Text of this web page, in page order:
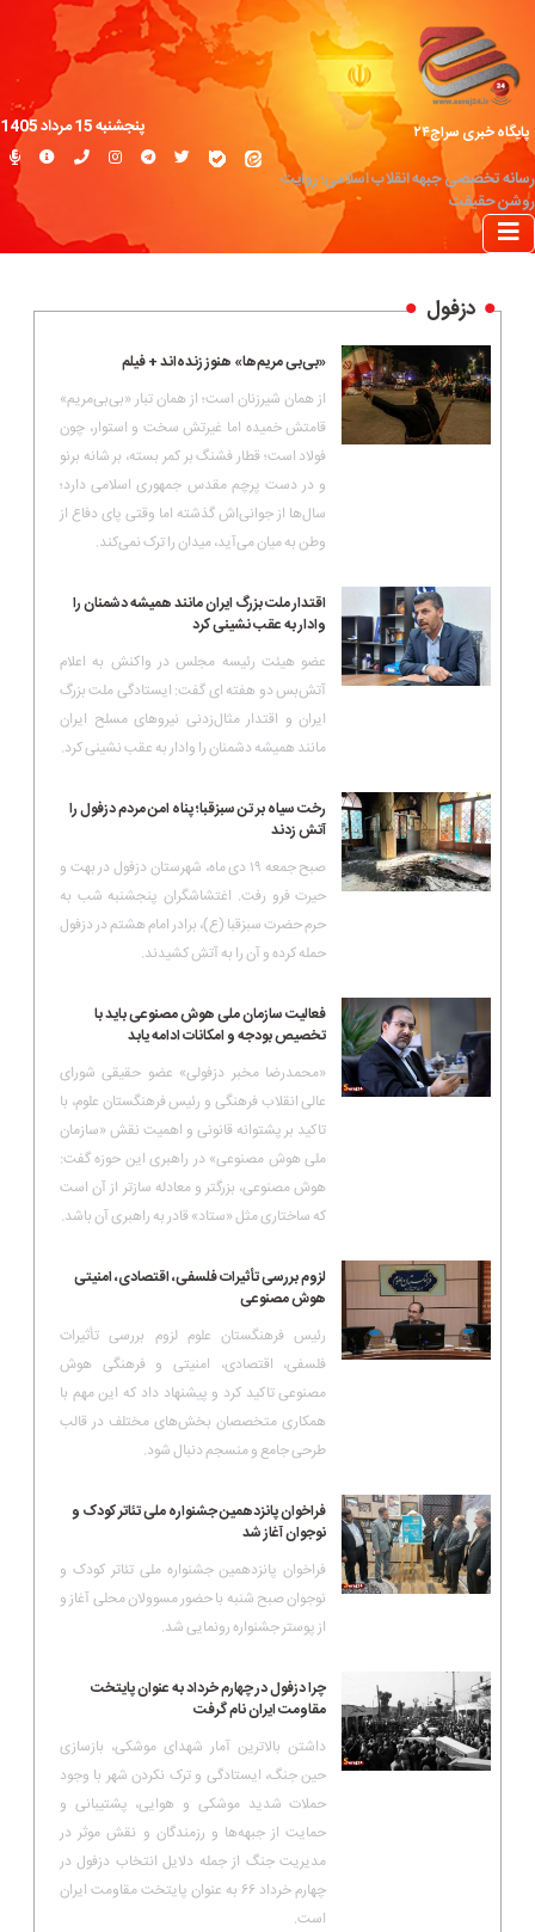
پایگاه خبری سراج۲۴
رسانه تخصصی جبهه انقلاب اسلامی؛ روایت
روشن حقیقت
پنجشنبه 15 مرداد 1405
دزفول
«بی‌بی مریم‌ها» هنوز زنده‌اند + فیلم
از همان شیرزنان است؛ از همان تبار «بی‌بی‌مریم»
قامتش خمیده اما غیرتش سخت و استوار، چون
فولاد است؛ قطار فشنگ بر کمر بسته، بر شانه برنو
و در دست پرچم مقدس جمهوری اسلامی دارد؛
سال‌ها از جوانی‌اش گذشته اما وقتی پای دفاع از
وطن به میان می‌آید، میدان را ترک نمی‌کند.
اقتدار ملت بزرگ ایران مانند همیشه دشمنان را
وادار به عقب نشینی کرد
عضو هیئت رئیسه مجلس در واکنش به اعلام
آتش‌بس دو هفته ای گفت: ایستادگی ملت بزرگ
ایران و اقتدار مثال‌زدنی نیروهای مسلح ایران
مانند همیشه دشمنان را وادار به عقب نشینی کرد.
رخت سیاه بر تن سبزقبا؛ پناه امن مردم دزفول را
آتش زدند
صبح جمعه ۱۹ دی ماه، شهرستان دزفول در بهت و
حیرت فرو رفت. اغتشاشگران پنجشنبه شب به
حرم حضرت سبزقبا (ع)، برادر امام هشتم در دزفول
حمله کرده و آن را به آتش کشیدند.
فعالیت سازمان ملی هوش مصنوعی باید با
تخصیص بودجه و امکانات ادامه یابد
«محمدرضا مخبر دزفولی» عضو حقیقی شورای
عالی انقلاب فرهنگی و رئیس فرهنگستان علوم، با
تاکید بر پشتوانه قانونی و اهمیت نقش «سازمان
ملی هوش مصنوعی» در راهبری این حوزه گفت:
هوش مصنوعی، بزرگتر و معادله سازتر از آن است
که ساختاری مثل «ستاد» قادر به راهبری آن باشد.
لزوم بررسی تأثیرات فلسفی، اقتصادی، امنیتی
هوش مصنوعی
رئیس فرهنگستان علوم لزوم بررسی تأثیرات
فلسفی، اقتصادی، امنیتی و فرهنگی هوش
مصنوعی تاکید کرد و پیشنهاد داد که این مهم با
همکاری متخصصان بخش‌های مختلف در قالب
طرحی جامع و منسجم دنبال شود.
فراخوان پانزدهمین جشنواره ملی تئاتر کودک و
نوجوان آغاز شد
فراخوان پانزدهمین جشنواره ملی تئاتر کودک و
نوجوان صبح شنبه با حضور مسوولان محلی آغاز و
از پوستر جشنواره رونمایی شد.
چرا دزفول در چهارم خرداد به عنوان پایتخت
مقاومت ایران نام گرفت
داشتن بالاترین آمار شهدای موشکی، بازسازی
حین جنگ، ایستادگی و ترک نکردن شهر با وجود
حملات شدید موشکی و هوایی، پشتیبانی و
حمایت از جبهه‌ها و رزمندگان و نقش موثر در
مدیریت جنگ از جمله دلایل انتخاب دزفول در
چهارم خرداد ۶۶ به عنوان پایتخت مقاومت ایران
است.